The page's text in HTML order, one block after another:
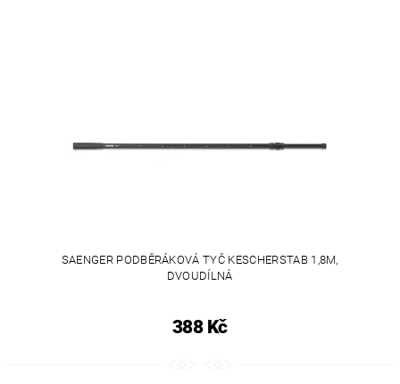
SAENGER PODBĚRÁKOVÁ TYČ KESCHERSTAB 1,8M,
DVOUDÍLNÁ
388 Kč